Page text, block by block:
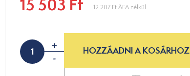
12 207 FtÁFA nélkül
+
-
HOZZÁADNI A KOSÁRHOZ